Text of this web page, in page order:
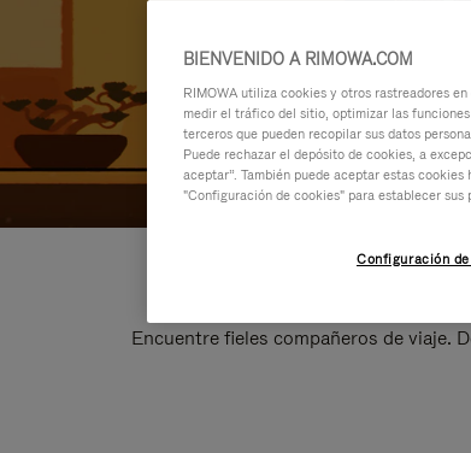
Encuentre fieles compañeros de viaje.
BIENVENIDO A RIMOWA.COM
RIMOWA utiliza cookies y otros rastreadores
medir el tráfico del sitio, optimizar las
terceros que pueden recopilar sus datos
Puede rechazar el depósito de cookies, a
aceptar”. También puede aceptar estas
"Configuración de cookies" para establecer sus
Configuración